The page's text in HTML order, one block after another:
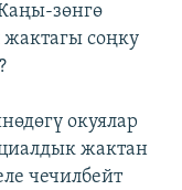
зөнгө
соңку
окуялар
жактан
чечилбейт